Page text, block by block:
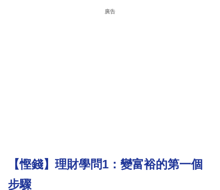
廣告
【慳錢】理財學問1：變富裕的第一個
步驟